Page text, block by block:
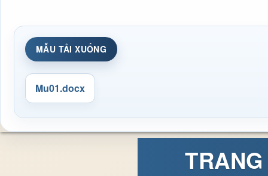
MẪU TẢI XUỐNG
Mu01.docx